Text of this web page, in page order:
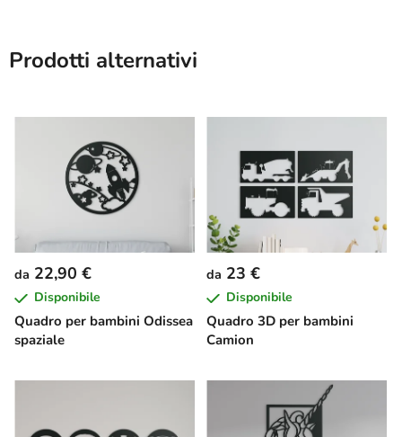
Prodotti alternativi
Quadro per bambini Odissea
spaziale
da 22,90 €
Disponibile
Quadro 3D per bambini
Camion
da 23 €
Disponibile